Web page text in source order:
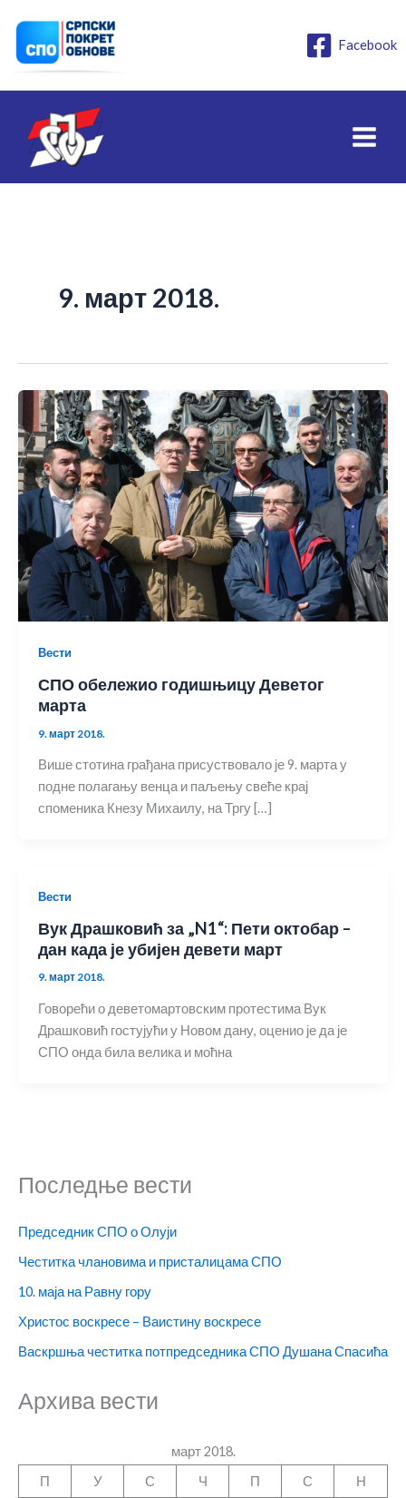
садржај
Facebook
9. март 2018.
Вести
СПО обележио годишњицу Деветог
марта
9. март 2018.
Више стотина грађана присуствовало је 9. марта у
подне полагању венца и паљењу свеће крај
споменика Кнезу Михаилу, на Тргу […]
Вести
Вук Драшковић за „N1“: Пети октобар –
дан када је убијен девети март
9. март 2018.
Говорећи о деветомартовским протестима Вук
Драшковић гостујући у Новом дану, оценио је да је
СПО онда била велика и моћна
Последње вести
Председник СПО о Олуји
Честитка члановима и присталицама СПО
10. маја на Равну гору
Христос воскресе – Ваистину воскресе
Васкршња честитка потпредседника СПО Душана Спасића
Архива вести
март 2018.
П
У С Ч П С Н